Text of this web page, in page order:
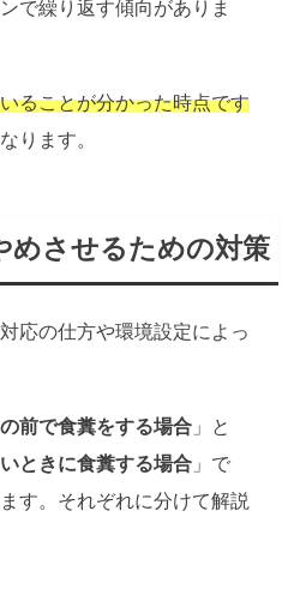
で繰り返す傾向がありま
ることが分かった時点です
ります。
めさせるための対策
応の仕方や環境設定によっ
前で食糞をする場合 」と
ときに食糞する場合 」で
す。それぞれに分けて解説